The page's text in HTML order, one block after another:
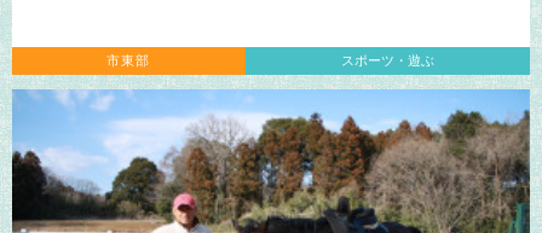
市東部 スポーツ・遊ぶ